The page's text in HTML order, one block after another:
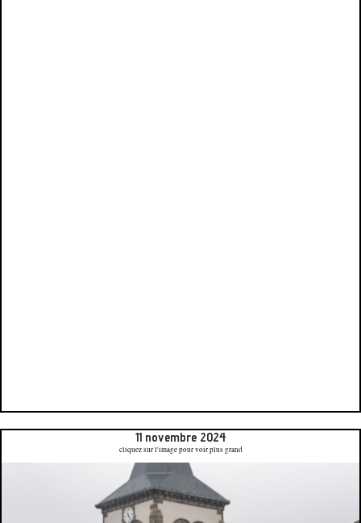
11 novembre 2024
cliquez sur l'image pour voir plus grand